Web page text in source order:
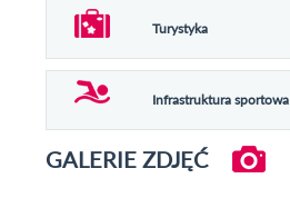
Turystyka
Infrastruktura sportowa
GALERIE ZDJĘĆ